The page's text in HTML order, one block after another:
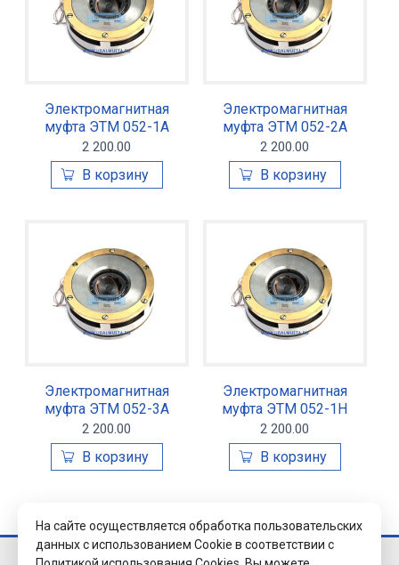
Электромагнитная
муфта ЭТМ 052-1А
2 200.00
Электромагнитная
муфта ЭТМ 052-2А
2 200.00
Электромагнитная
муфта ЭТМ 052-3А
2 200.00
Электромагнитная
муфта ЭТМ 052-1Н
2 200.00
На сайте осуществляется обработка пользовательских
данных с использованием Cookie в соответствии с